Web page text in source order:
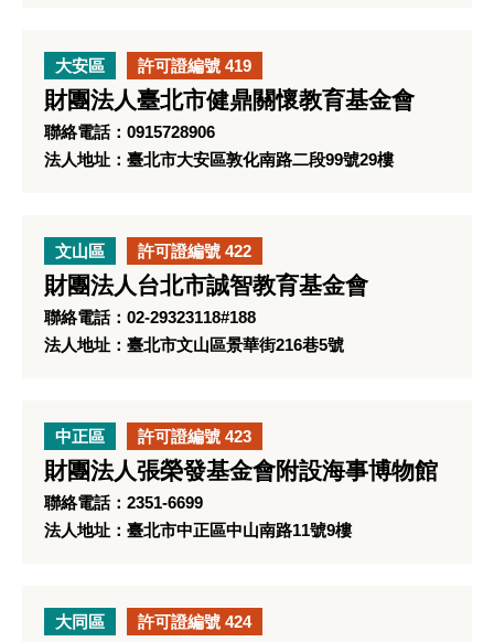
大安區 許可證編號 419
財團法人臺北市健鼎關懷教育基金會
聯絡電話：0915728906
法人地址：臺北市大安區敦化南路二段99號29樓
文山區 許可證編號 422
財團法人台北市誠智教育基金會
聯絡電話：02-29323118#188
法人地址：臺北市文山區景華街216巷5號
中正區 許可證編號 423
財團法人張榮發基金會附設海事博物館
聯絡電話：2351-6699
法人地址：臺北市中正區中山南路11號9樓
大同區 許可證編號 424